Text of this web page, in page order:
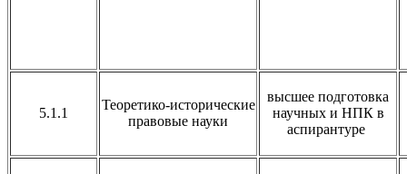
5.1.1
Теоретико-исторические
правовые науки
высшее подготовка
научных и НПК в
аспирантуре